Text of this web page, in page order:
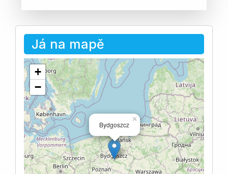
Já na mapě
Bydgoszcz
×
+
−